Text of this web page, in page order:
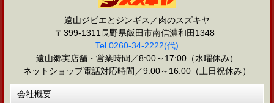
遠山ジビエとジンギス／肉のスズキヤ
〒399-1311長野県飯田市南信濃和田1348
Tel 0260-34-2222(代)
遠山郷実店舗・営業時間／8:00～17:00（水曜休み）
ネットショップ電話対応時間／9:00～16:00（土日祝休み）
会社概要